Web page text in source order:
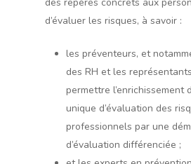
d’évaluer les risques, à savoir :
les préventeurs, et
des RH et les
permettre l’enrichissement
unique d’évaluation des
professionnels par une
d’évaluation différenciée ;